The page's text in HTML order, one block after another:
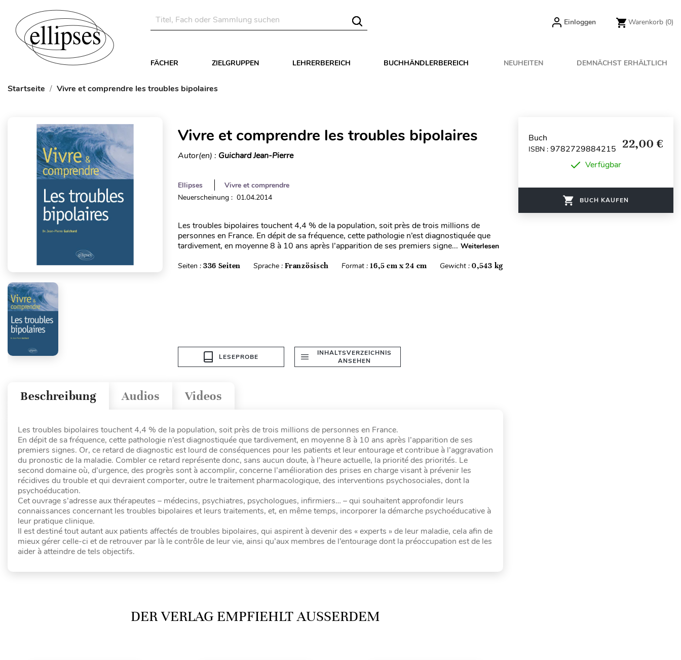
Einloggen Warenkorb (0)
FÄCHER ZIELGRUPPEN LEHRERBEREICH BUCHHÄNDLERBEREICH NEUHEITEN DEMNÄCHST ERHÄLTLICH
Startseite Vivre et comprendre les troubles bipolaires
Vivre et comprendre les troubles bipolaires
Autor(en) : Guichard Jean-Pierre
Ellipses
Vivre et comprendre
Neuerscheinung : 01.04.2014
Les troubles bipolaires touchent 4,4 % de la population, soit près de trois millions de
personnes en France. En dépit de sa fréquence, cette pathologie n’est diagnostiquée que
tardivement, en moyenne 8 à 10 ans après l’apparition de ses premiers signe... Weiterlesen
Seiten : 336 Seiten Sprache :Französisch Format :16,5 cm x 24 cm Gewicht :0,543 kg
LESEPROBE
INHALTSVERZEICHNIS
ANSEHEN
Videos
Audios
Beschreibung
Les troubles bipolaires touchent 4,4 % de la population, soit près de trois millions de personnes en France.
En dépit de sa fréquence, cette pathologie n’est diagnostiquée que tardivement, en moyenne 8 à 10 ans après l’apparition de ses
premiers signes. Or, ce retard de diagnostic est lourd de conséquences pour les patients et leur entourage et contribue à l’aggravation
du pronostic de la maladie. Combler ce retard représente donc, sans aucun doute, à l’heure actuelle, la priorité des priorités. Le
second domaine où, d’urgence, des progrès sont à accomplir, concerne l’amélioration des prises en charge visant à prévenir les
récidives du trouble et qui devraient comporter, outre le traitement pharmacologique, des interventions psychosociales, dont la
psychoéducation.
Cet ouvrage s’adresse aux thérapeutes – médecins, psychiatres, psychologues, infirmiers… – qui souhaitent approfondir leurs
connaissances concernant les troubles bipolaires et leurs traitements, et, en même temps, incorporer la démarche psychoéducative à
leur pratique clinique.
Il est destiné tout autant aux patients affectés de troubles bipolaires, qui aspirent à devenir des « experts » de leur maladie, cela afin de
mieux gérer celle-ci et de retrouver par là le contrôle de leur vie, ainsi qu’aux membres de l’entourage dont la préoccupation est de les
aider à atteindre de tels objectifs.
DER VERLAG EMPFIEHLT AUSSERDEM
Buch
ISBN : 9782729884215 22,00 €
Verfügbar
BUCH KAUFEN